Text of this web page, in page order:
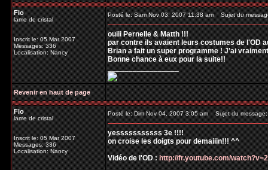
Flo
lame de cristal
Inscrit le: 05 Mar 2007
Messages: 336
Localisation: Nancy
Posté le: Sam Nov 03, 2007 11:38 am Sujet du
ouiii Pernelle & Matth !!!
par contre ils avaient leurs costumes de l'OD
Brian a fait un super programme ! J'ai
Bonne chance à eux pour la suite!!
_________________
Revenir en haut de page
Flo
lame de cristal
Inscrit le: 05 Mar 2007
Messages: 336
Localisation: Nancy
Posté le: Dim Nov 04, 2007 3:05 am Sujet du message:
yesssssssssss 3e !!!!
on croise les doigts pour demaiiin!!! ^^
Vidéo de l'OD :http://fr.youtube.com/
_________________